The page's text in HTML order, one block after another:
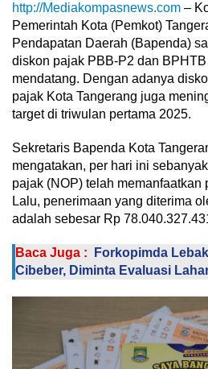
http://Mediakompasnews.com –
Pemerintah Kota (Pemkot)
Pendapatan Daerah (Bapenda)
diskon pajak PBB-P2 dan
mendatang. Dengan adanya
pajak Kota Tangerang juga
target di triwulan pertama 2025.
Sekretaris Bapenda Kota
mengatakan, per hari ini
pajak (NOP) telah memanfaatkan
Lalu, penerimaan yang diterima
adalah sebesar Rp
Baca Juga :
Forkopimda
Cibeber, Diminta Evaluasi